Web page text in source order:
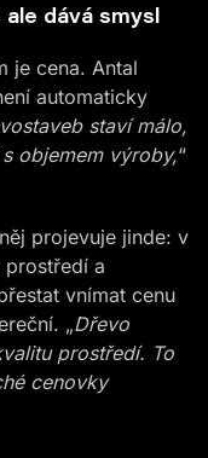
ale dává smysl
je cena. Antal
automaticky
staví málo,
objemem výroby,“
projevuje jinde: v
a
vnímat cenu
„Dřevo
prostředí. To
cenovky